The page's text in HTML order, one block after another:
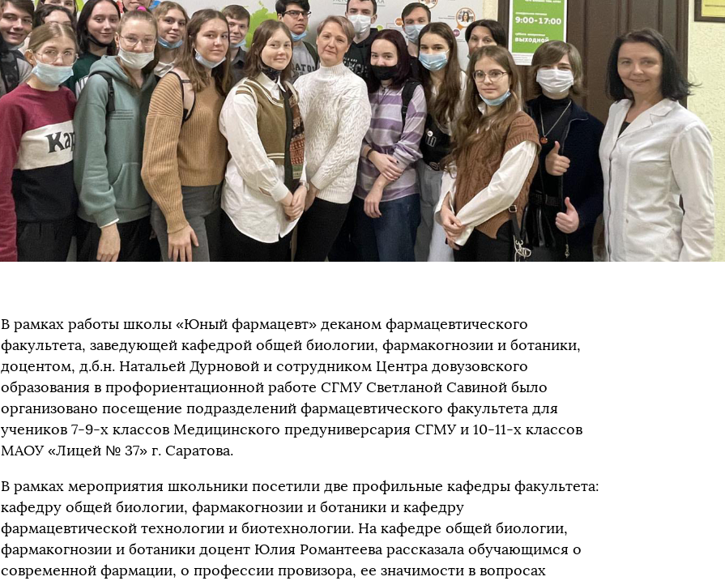
В рамках работы школы «Юный фармацевт» деканом фармацевтического
факультета, заведующей кафедрой общей биологии, фармакогнозии и ботаники,
доцентом, д.б.н. Натальей Дурновой и сотрудником Центра довузовского
образования в профориентационной работе СГМУ Светланой Савиной было
организовано посещение подразделений фармацевтического факультета для
учеников 7-9-х классов Медицинского предуниверсария СГМУ и 10-11-х классов
МАОУ «Лицей № 37» г. Саратова.
В рамках мероприятия школьники посетили две профильные кафедры факультета:
кафедру общей биологии, фармакогнозии и ботаники и кафедру
фармацевтической технологии и биотехнологии. На кафедре общей биологии,
фармакогнозии и ботаники доцент Юлия Романтеева рассказала обучающимся о
современной фармации, о профессии провизора, ее значимости в вопросах